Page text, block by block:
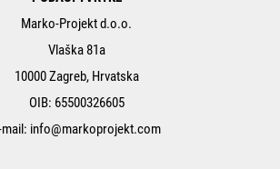
Marko-Projekt d.o.o.
Vlaška 81a
10000 Zagreb, Hrvatska
OIB: 65500326605
mail: info@markoprojekt.com